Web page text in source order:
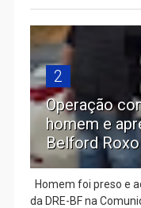
2
Operação
homem e
Belford Roxo
Homem foi preso e
da DRE-BF na